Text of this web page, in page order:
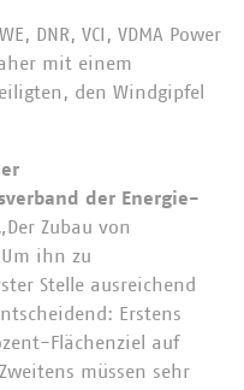
DNR, VCI, VDMA Power
mit einem
den Windgipfel
der Energie-
„Der Zubau von
ihn zu
Stelle ausreichend
Erstens
Flächenziel auf
müssen sehr